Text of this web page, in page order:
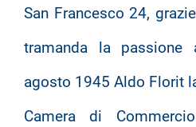
San Francesco 24,
tramanda la
agosto 1945 Aldo Florit
Camera di